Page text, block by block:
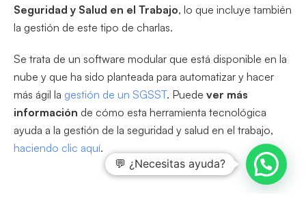
Seguridad y Salud en el Trabajo, lo que incluye también
la gestión de este tipo de charlas.
Se trata de un software modular que está disponible en la
nube y que ha sido planteada para automatizar y hacer
más ágil la gestión de un SGSST. Puede ver más
información de cómo esta herramienta tecnológica
ayuda a la gestión de la seguridad y salud en el trabajo,
haciendo clic aquí.
💬 ¿Necesitas ayuda?